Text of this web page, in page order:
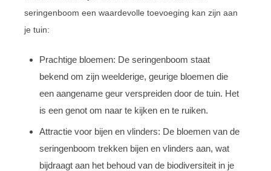
seringenboom een waardevolle toevoeging kan zijn aan
je tuin:
Prachtige bloemen: De seringenboom staat
bekend om zijn weelderige, geurige bloemen die
een aangename geur verspreiden door de tuin. Het
is een genot om naar te kijken en te ruiken.
Attractie voor bijen en vlinders: De bloemen van de
seringenboom trekken bijen en vlinders aan, wat
bijdraagt aan het behoud van de biodiversiteit in je